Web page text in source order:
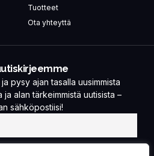
Tuotteet
Ota yhteyttä
pysy ajan tasalla uusimmista
alan tärkeimmistä uutisista –
sähköpostiisi!